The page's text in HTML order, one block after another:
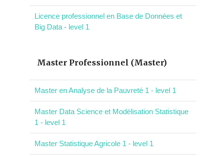
Licence professionnel en Base de Données et
Big Data - level 1
Master Professionnel (Master)
Master en Analyse de la Pauvreté 1 - level 1
Master Data Science et Modélisation Statistique
1 - level 1
Master Statistique Agricole 1 - level 1